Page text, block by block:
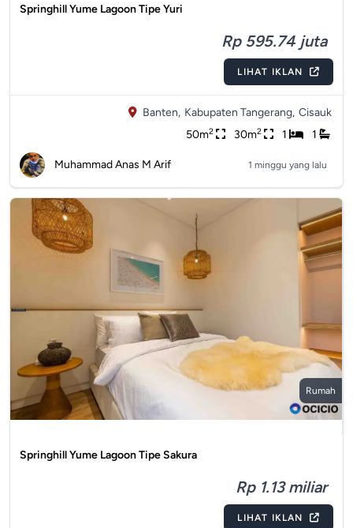
Springhill Yume Lagoon Tipe Yuri
Rp 595.74 juta
LIHAT IKLAN
Banten, Kabupaten Tangerang, Cisauk
50m2 30m2 1 1
Muhammad Anas M Arif 1 minggu yang lalu
Rumah
Springhill Yume Lagoon Tipe Sakura
Rp 1.13 miliar
LIHAT IKLAN